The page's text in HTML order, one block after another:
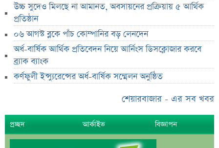
আস্থা থাকলেও বাজারে অস্থিরতা, তদারকি বাড়ানোর পরামর্শ
০৬ আগস্ট লেনদেনের শীর্ষ ১০ শেয়ার
০৬ আগস্ট দর পতনের শীর্ষ ১০ শেয়ার
০৬ আগস্ট দর বৃদ্ধির শীর্ষ ১০ শেয়ার
দেশি ৫ মাছে মিলল মাইক্রোপ্লাস্টিক!
উৎপাদন বন্ধের কারণ জানালো এস আলম কোল্ড রোল্ড স্টিল
ইউরোপে কার্যক্রম সম্প্রসারণে পর্তুগালে প্রথম চালান রপ্তানি
উচ্চ সুদেও মিলছে না আমানত, অবসায়নের প্রক্রিয়ায় ৫ আর্থিক
প্রতিষ্ঠান
০৬ আগস্ট ব্লকে পাঁচ কোম্পানির বড় লেনদেন
অর্ধ-বার্ষিক আর্থিক প্রতিবেদন নিয়ে আর্নিংস ডিসক্লোজার করবে
ব্র্যাক ব্যাংক
কর্ণফুলী ইন্স্যুরেন্সের অর্ধ-বার্ষিক সম্মেলন অনুষ্ঠিত
শেয়ারবাজার - এর সব খবর
প্রচ্ছদ আর্কাইভ বিজ্ঞাপন